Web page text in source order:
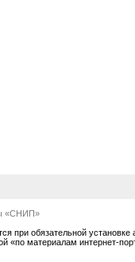
«СНИП»
при обязательной установке
«по материалам интернет-